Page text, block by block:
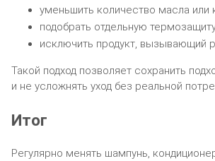
уменьшить количество масла или
подобрать отдельную
исключить продукт, вызывающий
Такой подход позволяет сохранить
и не усложнять уход без реальной
Итог
Регулярно менять шампунь,